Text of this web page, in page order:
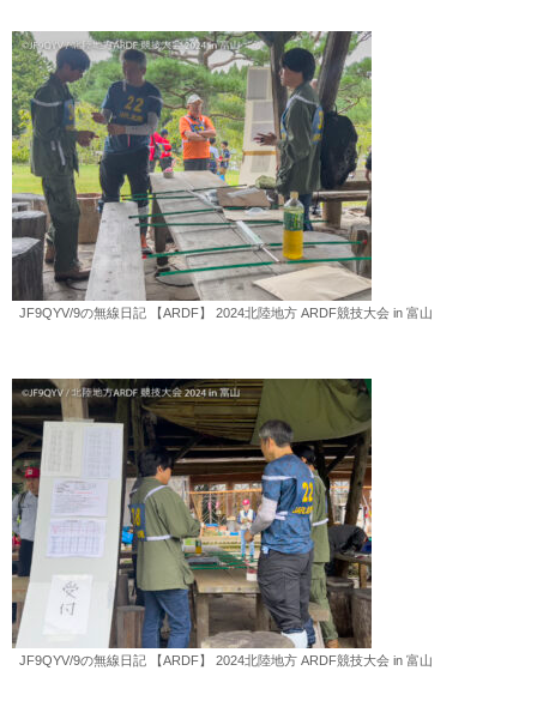
JF9QYV/9の無線日記 【ARDF】 2024北陸地方 ARDF競技大会 in 富山
JF9QYV/9の無線日記 【ARDF】 2024北陸地方 ARDF競技大会 in 富山